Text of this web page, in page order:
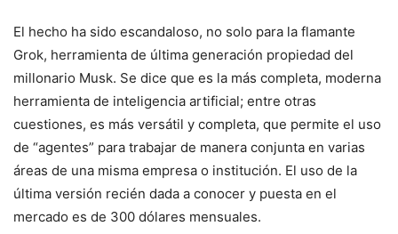
El hecho ha sido escandaloso, no solo para la flamante
Grok, herramienta de última generación propiedad del
millonario Musk. Se dice que es la más completa, moderna
herramienta de inteligencia artificial; entre otras
cuestiones, es más versátil y completa, que permite el uso
de “agentes” para trabajar de manera conjunta en varias
áreas de una misma empresa o institución. El uso de la
última versión recién dada a conocer y puesta en el
mercado es de 300 dólares mensuales.